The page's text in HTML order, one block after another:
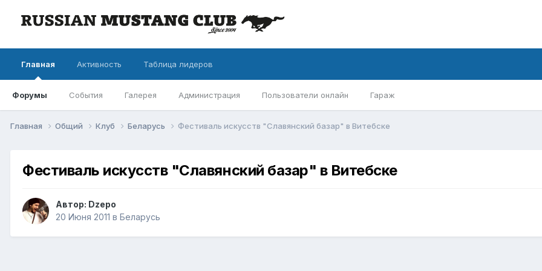
Главная
Форумы События Галерея Администрация Пользователи онлайн Гараж
Активность Таблица лидеров
Главная Общий Клуб Беларусь Фестиваль искусств "Славянский базар" в Витебске
Фестиваль искусств "Славянский базар" в Витебске
Автор: Dzepo
20 Июня 2011 в Беларусь